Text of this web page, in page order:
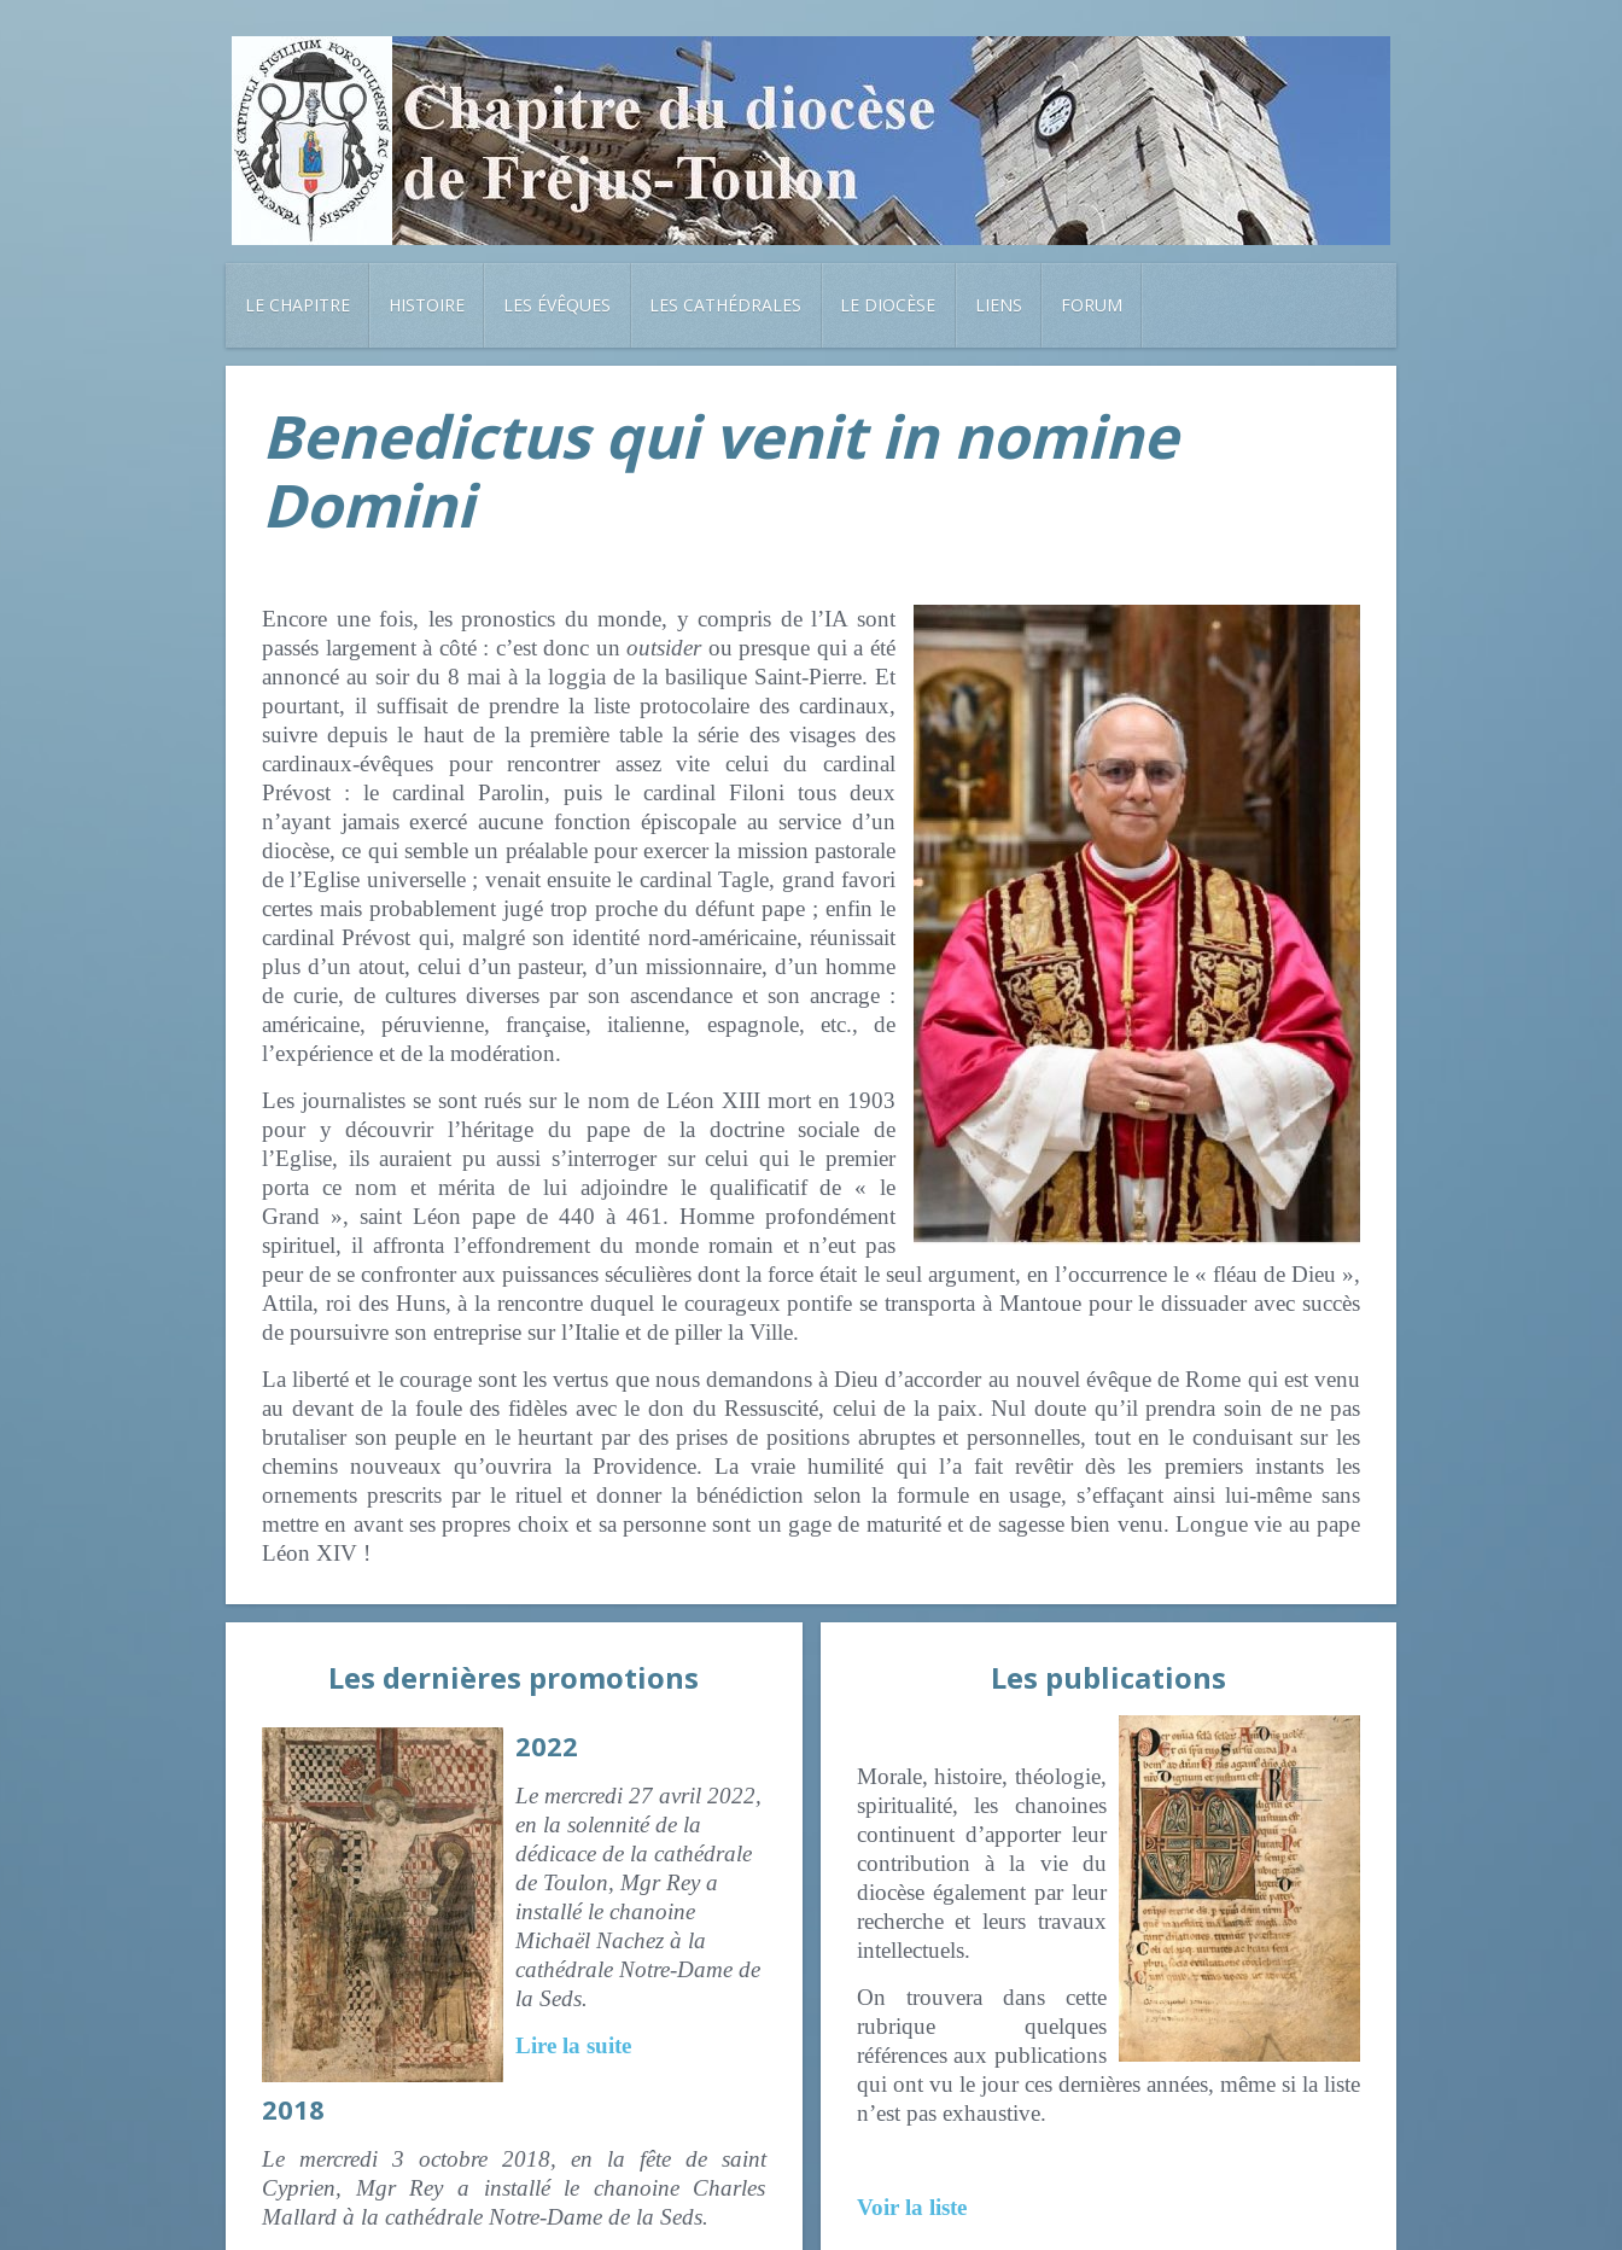
LE CHAPITRE HISTOIRE LES ÉVÊQUES LES CATHÉDRALES LE DIOCÈSE LIENS FORUM
Benedictus qui venit in nomine
Domini
Encore une fois, les pronostics du monde, y compris de l’IA sont
passés largement à côté : c’est donc unoutsider ou presque qui a été
annoncé au soir du 8 mai à la loggia de la basilique Saint-Pierre. Et
pourtant, il suffisait de prendre la liste protocolaire des cardinaux,
suivre depuis le haut de la première table la série des visages des
cardinaux-évêques pour rencontrer assez vite celui du cardinal
Prévost : le cardinal Parolin, puis le cardinal Filoni tous deux
n’ayant jamais exercé aucune fonction épiscopale au service d’un
diocèse, ce qui semble un préalable pour exercer la mission pastorale
de l’Eglise universelle ; venait ensuite le cardinal Tagle, grand favori
certes mais probablement jugé trop proche du défunt pape ; enfin le
cardinal Prévost qui, malgré son identité nord-américaine, réunissait
plus d’un atout, celui d’un pasteur, d’un missionnaire, d’un homme
de curie, de cultures diverses par son ascendance et son ancrage :
américaine, péruvienne, française, italienne, espagnole, etc., de
l’expérience et de la modération.
Les journalistes se sont rués sur le nom de Léon XIII mort en 1903
pour y découvrir l’héritage du pape de la doctrine sociale de
l’Eglise, ils auraient pu aussi s’interroger sur celui qui le premier
porta ce nom et mérita de lui adjoindre le qualificatif de « le
Grand », saint Léon pape de 440 à 461. Homme profondément
spirituel, il affronta l’effondrement du monde romain et n’eut pas
peur de se confronter aux puissances séculières dont la force était le seul argument, en l’occurrence le « fléau de Dieu »,
Attila, roi des Huns, à la rencontre duquel le courageux pontife se transporta à Mantoue pour le dissuader avec succès
de poursuivre son entreprise sur l’Italie et de piller la Ville.
La liberté et le courage sont les vertus que nous demandons à Dieu d’accorder au nouvel évêque de Rome qui est venu
au devant de la foule des fidèles avec le don du Ressuscité, celui de la paix. Nul doute qu’il prendra soin de ne pas
brutaliser son peuple en le heurtant par des prises de positions abruptes et personnelles, tout en le conduisant sur les
chemins nouveaux qu’ouvrira la Providence. La vraie humilité qui l’a fait revêtir dès les premiers instants les
ornements prescrits par le rituel et donner la bénédiction selon la formule en usage, s’effaçant ainsi lui-même sans
mettre en avant ses propres choix et sa personne sont un gage de maturité et de sagesse bien venu. Longue vie au pape
Léon XIV !
Les dernières promotions
2022
Le mercredi 27 avril 2022,
en la solennité de la
dédicace de la cathédrale
de Toulon, Mgr Rey a
installé le chanoine
Michaël Nachez à la
cathédrale Notre-Dame de
la Seds.
Lire la suite
2018
Le mercredi 3 octobre 2018, en la fête de saint
Cyprien, Mgr Rey a installé le chanoine Charles
Mallard à la cathédrale Notre-Dame de la Seds.
Les publications
Morale, histoire, théologie,
spiritualité, les chanoines
continuent d’apporter leur
contribution à la vie du
diocèse également par leur
recherche et leurs travaux
intellectuels.
On trouvera dans cette
rubrique quelques
références aux publications
qui ont vu le jour ces dernières années, même si la liste
n’est pas exhaustive.
Voir la liste